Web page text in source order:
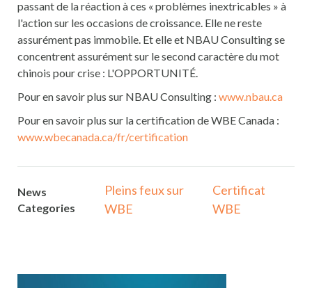
passant de la réaction à ces « problèmes inextricables » à
l'action sur les occasions de croissance. Elle ne reste
assurément pas immobile. Et elle et NBAU Consulting se
concentrent assurément sur le second caractère du mot
chinois pour crise : L'OPPORTUNITÉ.
Pour en savoir plus sur NBAU Consulting : www.nbau.ca
Pour en savoir plus sur la certification de WBE Canada :
www.wbecanada.ca/fr/certification
News
Categories
Pleins feux sur
WBE
Certificat
WBE